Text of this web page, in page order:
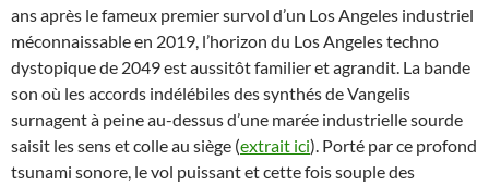
ans après le fameux premier survol d’un Los Angeles industriel
méconnaissable en 2019, l’horizon du Los Angeles techno
dystopique de 2049 est aussitôt familier et agrandit. La bande
son où les accords indélébiles des synthés de Vangelis
surnagent à peine au-dessus d’une marée industrielle sourde
saisit les sens et colle au siège (extrait ici). Porté par ce profond
tsunami sonore, le vol puissant et cette fois souple des